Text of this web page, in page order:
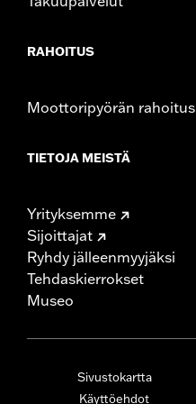
RAHOITUS
Moottoripyörän rahoitus
TIETOJA MEISTÄ
Yrityksemme
Sijoittajat
Ryhdy jälleenmyyjäksi
Tehdaskierrokset
Museo
Sivustokartta
Käyttöehdot